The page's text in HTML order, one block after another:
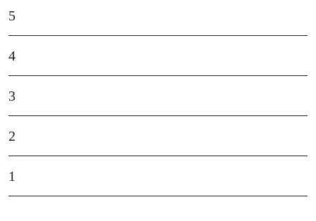
5
4
3
2
1